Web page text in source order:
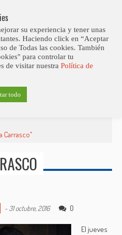
Carrasco"
- 31 octubre, 2016 0
El jueves
su experiencia y tener unas
Haciendo click en “Aceptar
de Todas las cookies. También
para controlar tu
de visitar nuestra Política de
todo